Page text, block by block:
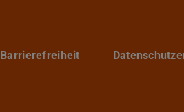
Barrierefreiheit